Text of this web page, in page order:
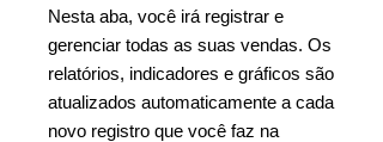
Nesta aba, você irá registrar e
gerenciar todas as suas vendas. Os
relatórios, indicadores e gráficos são
atualizados automaticamente a cada
novo registro que você faz na